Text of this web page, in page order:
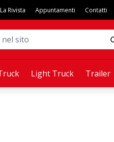
Light Truck Trailer
La Rivista Appuntamenti Contatti